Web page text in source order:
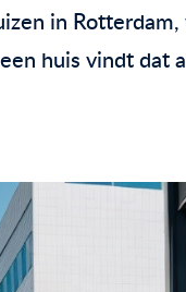
in
huis vindt dat